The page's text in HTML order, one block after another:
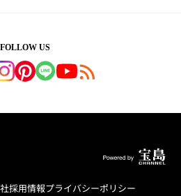
FOLLOW US
採用情報プライバシーポリシー